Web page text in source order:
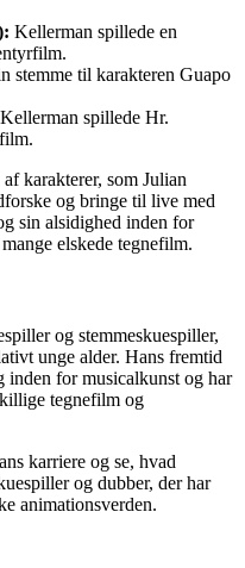
Kellerman spillede en
stemme til karakteren Guapo
spillede Hr.
karakterer, som Julian
og bringe til live med
sin alsidighed inden for
elskede tegnefilm.
og stemmeskuespiller,
unge alder. Hans fremtid
inden for musicalkunst og har
tegnefilm og
karriere og se, hvad
og dubber, der har
animationsverden.